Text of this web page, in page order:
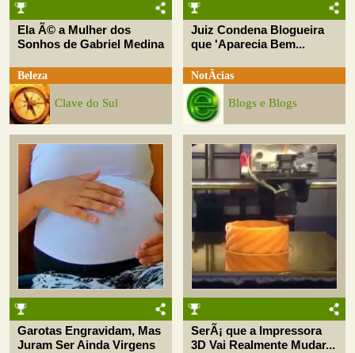
Ela Ã© a Mulher dos
Sonhos de Gabriel Medina
Beleza
Clave do Sul
Juiz Condena Blogueira
que 'Aparecia Bem...
NotÃ­cias
Blogs e Blogs
Garotas Engravidam, Mas
Juram Ser Ainda Virgens
SerÃ¡ que a Impressora
3D Vai Realmente Mudar...